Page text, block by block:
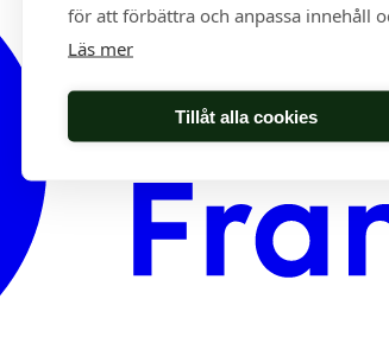
för att förbättra och anpassa innehåll
Läs mer
Tillåt alla cookies